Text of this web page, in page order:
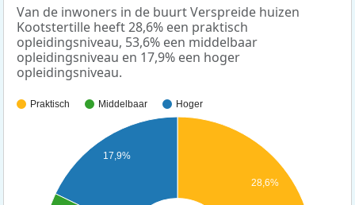
Van de inwoners in de buurt Verspreide huizen
Kootstertille heeft 28,6% een praktisch
opleidingsniveau, 53,6% een middelbaar
opleidingsniveau en 17,9% een hoger
opleidingsniveau.
Praktisch Middelbaar Hoger
28,6%
17,9%